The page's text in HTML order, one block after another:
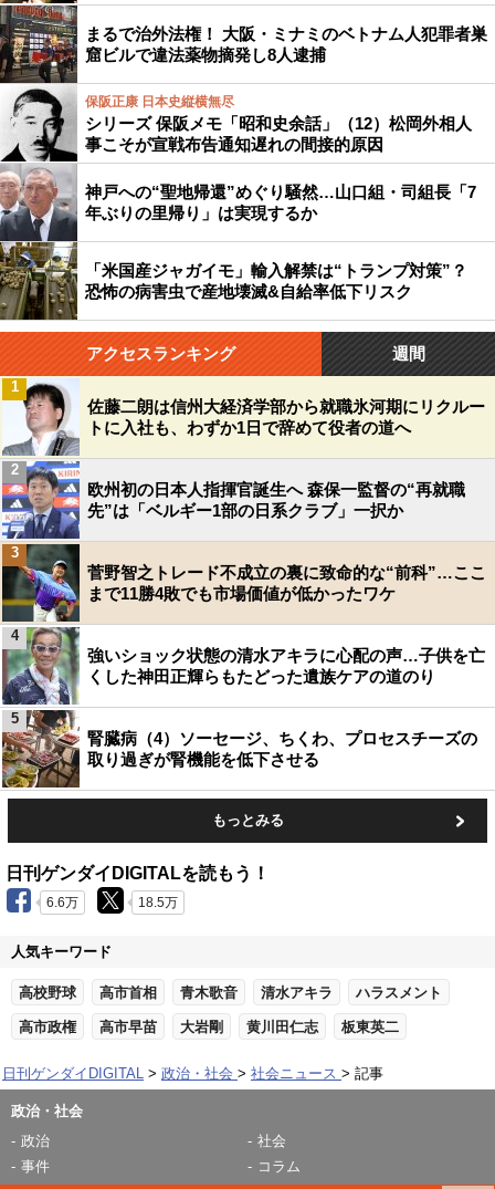
まるで治外法権！ 大阪・ミナミのベトナム人犯罪者巣
窟ビルで違法薬物摘発し8人逮捕
保阪正康 日本史縦横無尽
シリーズ 保阪メモ「昭和史余話」（12）松岡外相人
事こそが宣戦布告通知遅れの間接的原因
神戸への“聖地帰還”めぐり騒然…山口組・司組長「7
年ぶりの里帰り」は実現するか
「米国産ジャガイモ」輸入解禁は“トランプ対策”？
恐怖の病害虫で産地壊滅&自給率低下リスク
アクセスランキング 週間
佐藤二朗は信州大経済学部から就職氷河期にリクルー
トに入社も、わずか1日で辞めて役者の道へ
1
欧州初の日本人指揮官誕生へ 森保一監督の“再就職
先”は「ベルギー1部の日系クラブ」一択か
2
菅野智之トレード不成立の裏に致命的な“前科”…ここ
まで11勝4敗でも市場価値が低かったワケ
3
強いショック状態の清水アキラに心配の声…子供を亡
くした神田正輝らもたどった遺族ケアの道のり
4
腎臓病（4）ソーセージ、ちくわ、プロセスチーズの
取り過ぎが腎機能を低下させる
5
もっとみる
日刊ゲンダイDIGITALを読もう！
6.6万 18.5万
人気キーワード
高校野球 高市首相 青木歌音 清水アキラ ハラスメント
高市政権 高市早苗 大岩剛 黄川田仁志 板東英二
日刊ゲンダイDIGITAL 政治・社会 社会ニュース 記事
政治・社会
政治
社会
事件
コラム